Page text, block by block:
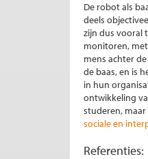
De robot als
deels
zijn dus vooral
monitoren,
mens achter
de baas, en is
in hun
ontwikkeling
studeren,
sociale en
Referenties: